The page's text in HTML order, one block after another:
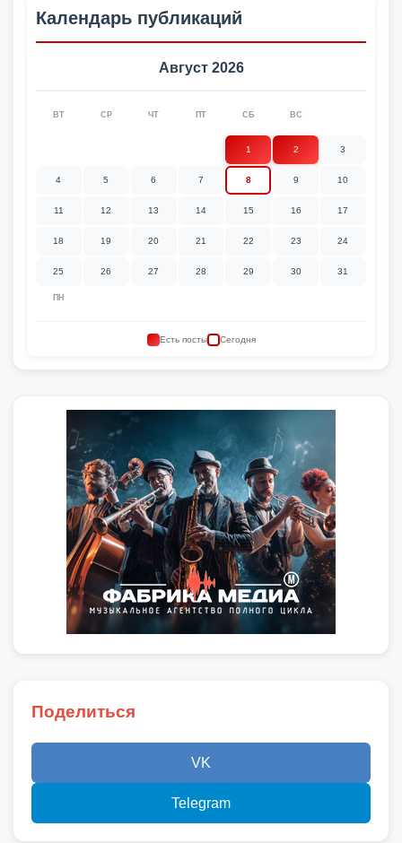
Календарь публикаций
Август 2026
ПН
ВТ СР ЧТ ПТ СБ ВС
1 2 3
4 5 6 7 8 9 10
11 12 13 14 15 16 17
18 19 20 21 22 23 24
25 26 27 28 29 30 31
Есть посты Сегодня
Поделиться
VK
Telegram